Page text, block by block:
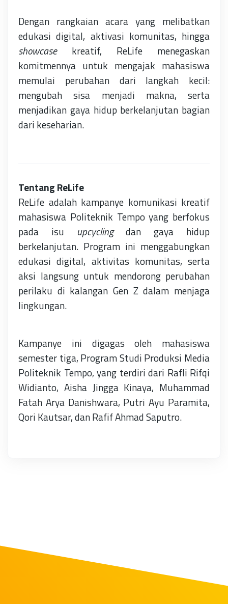
Dengan rangkaian acara yang melibatkan
edukasi digital, aktivasi komunitas, hingga
showcasekreatif, ReLife menegaskan
komitmennya untuk mengajak mahasiswa
memulai perubahan dari langkah kecil:
mengubah sisa menjadi makna, serta
menjadikan gaya hidup berkelanjutan bagian
dari keseharian.
Tentang ReLife
ReLife adalah kampanye komunikasi kreatif
mahasiswa Politeknik Tempo yang berfokus
pada isu upcyclingdan gaya hidup
berkelanjutan. Program ini menggabungkan
edukasi digital, aktivitas komunitas, serta
aksi langsung untuk mendorong perubahan
perilaku di kalangan Gen Z dalam menjaga
lingkungan.
Kampanye ini digagas oleh mahasiswa
semester tiga, Program Studi Produksi Media
Politeknik Tempo, yang terdiri dari Rafli Rifqi
Widianto, Aisha Jingga Kinaya, Muhammad
Fatah Arya Danishwara, Putri Ayu Paramita,
Qori Kautsar, dan Rafif Ahmad Saputro.